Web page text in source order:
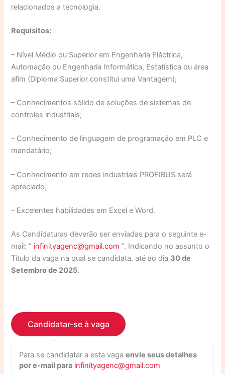
relacionados a tecnologia.
Requisitos:
– Nível Médio ou Superior em Engenharia Eléctrica,
Automação ou Engenharia Informática, Estatística ou área
afim (Diploma Superior constitui uma Vantagem);
– Conhecimentos sólido de soluções de sistemas de
controles industriais;
– Conhecimento de linguagem de programação em PLC e
mandatário;
– Conhecimento em redes industriais PROFIBUS será
apreciado;
– Excelentes habilidades em Excel e Word.
As Candidaturas deverão ser enviadas para o seguinte e-
mail: ” infinityagenc@gmail.com “. Indicando no assunto o
Título da vaga na qual se candidata, até ao dia 30 de
Setembro de 2025.
Para se candidatar a esta vagaenvie seus detalhes
por e-mail para infinityagenc@gmail.com